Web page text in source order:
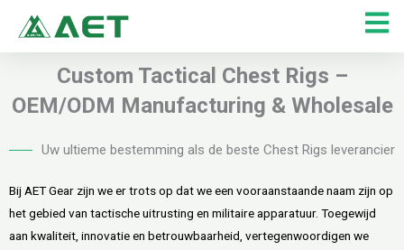
naar
de
Custom Tactical Chest Rigs –
OEM/ODM Manufacturing & Wholesale
Uw ultieme bestemming als de beste Chest Rigs leverancier
Bij AET Gear zijn we er trots op dat we een vooraanstaande naam zijn op
het gebied van tactische uitrusting en militaire apparatuur. Toegewijd
aan kwaliteit, innovatie en betrouwbaarheid, vertegenwoordigen we